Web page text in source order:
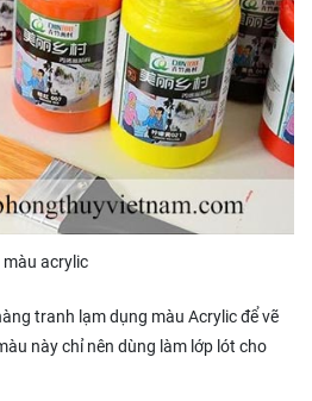
màu acrylic
tranh lạm dụng màu Acrylic để vẽ
này chỉ nên dùng làm lớp lót cho